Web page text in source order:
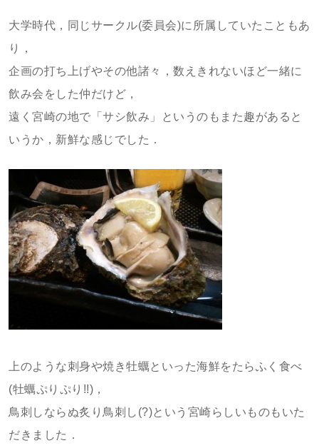
大学時代，同じサークル(委員会)に所属していたこともあ
り，
企画の打ち上げやその他諸々，数えきれないほど一緒に
飲み会をした仲だけど，
遠く宮崎の地で「サシ飲み」というのもまた趣があると
いうか，新鮮な感じでした．
上のような刺身や焼き牡蠣といった海鮮をたらふく食べ
(牡蠣ぷりぷり!!)，
鳥刺しならぬ炙り鳥刺し(?)という宮崎らしいものもいた
だきました．